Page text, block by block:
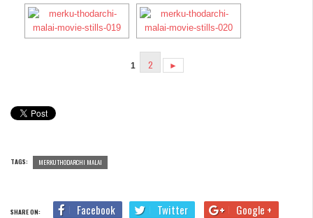
1 2 ►
TAGS: MERKU THODARCHI MALAI
SHARE ON: Facebook Twitter Google +